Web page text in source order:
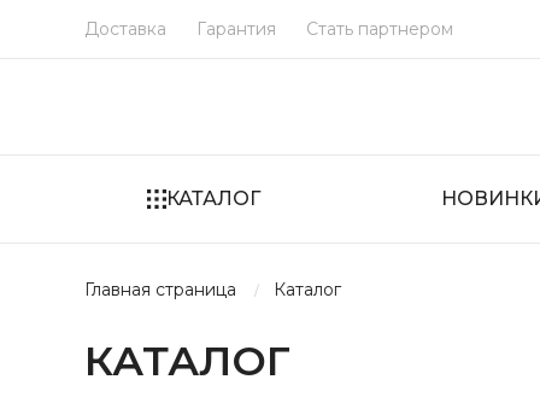
Доставка Гарантия Стать партнером
КАТАЛОГ
главная страница каталог
КАТАЛОГ